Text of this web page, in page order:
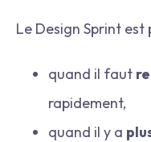
Le Design Sprint
quand il faut
rapidement,
quand il y a